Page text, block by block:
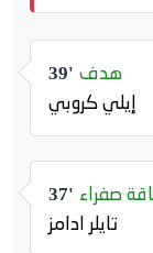
39' هدف
إيلي كروبي
37' صفراء
تايلر ادامز